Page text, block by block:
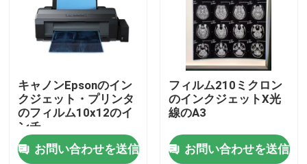
品質管理
ニュース
すべての場合
キャノンEpsonのイン
クジェット・プリンタ
のフィルム10x12のイ
ンチ
お問い合わせを送信
フィルム210ミクロン
のインクジェットX光
線のA3
お問い合わせを送信